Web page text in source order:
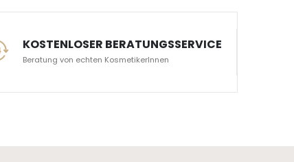
KOSTENLOSER BERATUNGSSERVICE
Beratung von echten KosmetikerInnen